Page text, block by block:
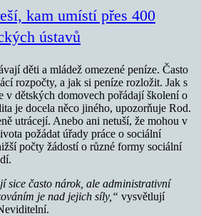
kam umístí přes 400
ústavů
děti a mládež omezené peníze. Často
rozpočty, a jak si peníze rozložit. Jak s
v dětských domovech pořádají školení o
je docela něco jiného, upozorňuje Rod.
utrácejí. Anebo ani netuší, že mohou v
požádat úřady práce o sociální
počty žádostí o různé formy sociální
sice často nárok, ale administrativní
je nad jejich síly,“ vysvětlují